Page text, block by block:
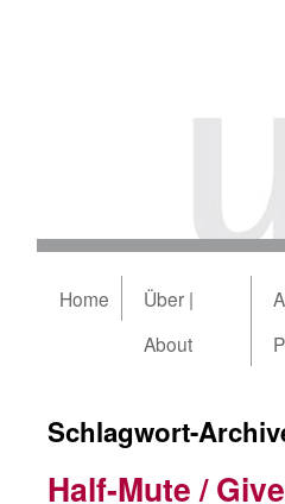
Home
Über |
About
Schlagwort-
Half-Mute /